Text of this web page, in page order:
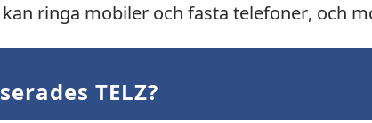
kan ringa mobiler och fasta telefoner, och
TELZ?